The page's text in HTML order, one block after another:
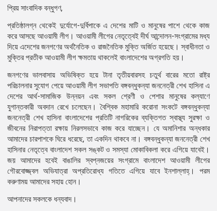
প্রিয় সাংবাদিক বন্ধুগণ,
প্রতিষ্ঠালগ্ন থেকেই দুর্যোগে-দুর্বিপাকে এ দেশের মাটি ও মানুষের পাশে থেকে কাজ
করে আসছে আওয়ামী লীগ। আওয়ামী লীগের নেতৃত্বেই দীর্ঘ আন্দোলন-সংগ্রামের মধ্য
দিয়ে এদেশের জনগণের অর্থনৈতিক ও রাজনৈতিক মুক্তি অর্জিত হয়েছে। স্বাধীনতা ও
মুক্তির প্রতীক আওয়ামী লীগ ক্ষমতায় থাকলেই বাংলাদেশের অগ্রগতি হয়।
জনগণের ভালবাসায় অভিষিক্ত হয়ে টানা তৃতীয়বারসহ চতুর্থ বারের মতো রাষ্ট্র
পরিচালনার সুযোগ পেয়ে আওয়ামী লীগ সভাপতি বঙ্গবন্ধুকন্যা জননেত্রী শেখ হাসিনা এ
দেশের আর্থ-সামাজিক উন্নয়ন এবং সকল শ্রেণী ও পেশার মানুষের কল্যাণে
যুগান্তকারী অবদান রেখে চলেছেন। বৈশ্বিক মহামারি করোনা সংকটে বঙ্গবন্ধুকন্যা
জননেত্রী শেখ হাসিনা বাংলাদেশের প্রতিটি নাগরিকের ব্যক্তিগত স্বাস্থ্য সুরক্ষা ও
জীবনের নিরাপত্তা রক্ষায় নিরলসভাবে কাজ করে যাচ্ছেন। যে অমানিশার অন্ধকার
আমাদের চারপাশকে ঘিরে ধরেছে, তা একদিন থাকবে না। বঙ্গবন্ধুকন্যা জননেত্রী শেখ
হাসিনার নেতৃত্বে বাংলাদেশ সকল সঙ্কট ও সমস্যা মোকাবিকলা করে এগিয়ে যাবেই।
জয় আমাদের হবেই বাঙালির স্বপ্নজয়ের সংগ্রামে বাংলাদেশ আওয়ামী লীগের
গৌরবোজ্জ্বল অভিযাত্রা অপ্রতিরোধ্য গতিতে এগিয়ে যাবে ইনশাল্লাহ্। পরম
করুণাময় আমাদের সহায় হোন।
আপনাদের সকলকে ধন্যবাদ।